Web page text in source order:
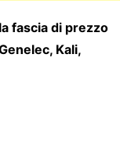
fascia di prezzo
Kali,